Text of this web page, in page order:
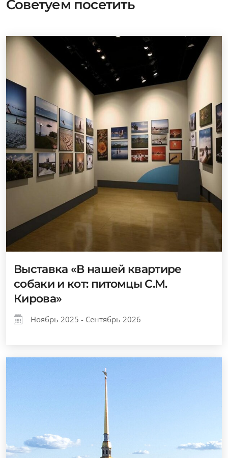
Советуем посетить
Выставка «В нашей квартире
собаки и кот: питомцы С.М.
Кирова»
Ноябрь 2025 - Сентябрь 2026